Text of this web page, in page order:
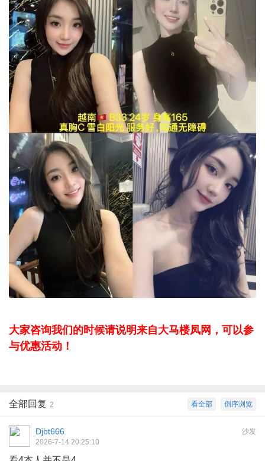
大家咨询我们的时候请说明来自大马楼凤网，可以参
与优惠活动！
倒序浏览
看全部
全部回复 2
沙发
Djbt666
2026-7-14 20:25:10